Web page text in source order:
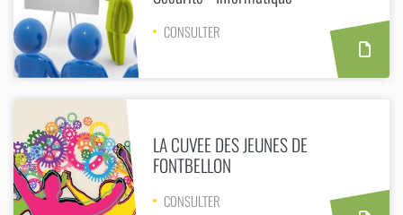
CONSULTER
LA CUVEE DES JEUNES DE
FONTBELLON
CONSULTER